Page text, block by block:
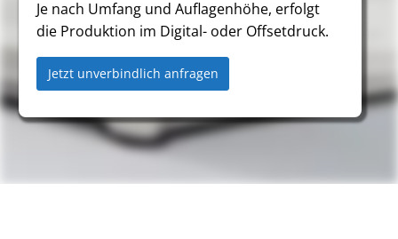
Je nach Umfang und Auflagenhöhe, erfolgt
die Produktion im Digital- oder Offsetdruck.
Jetzt unverbindlich anfragen